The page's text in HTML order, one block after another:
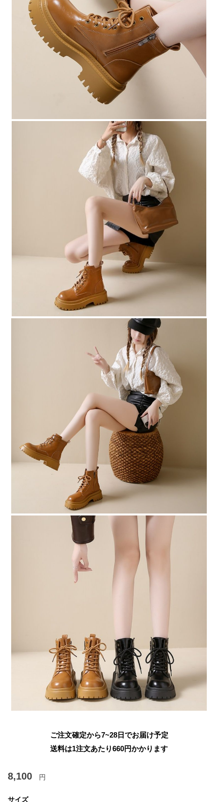
ご注文確定から7~28日でお届け予定
送料は1注文あたり660円かかります
8,100 円
サイズ